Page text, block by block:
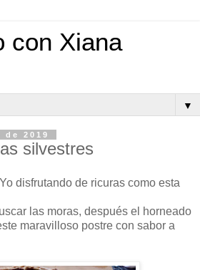
con Xiana
▼
2019
silvestres
disfrutando de ricuras como esta
las moras, después el horneado
maravilloso postre con sabor a